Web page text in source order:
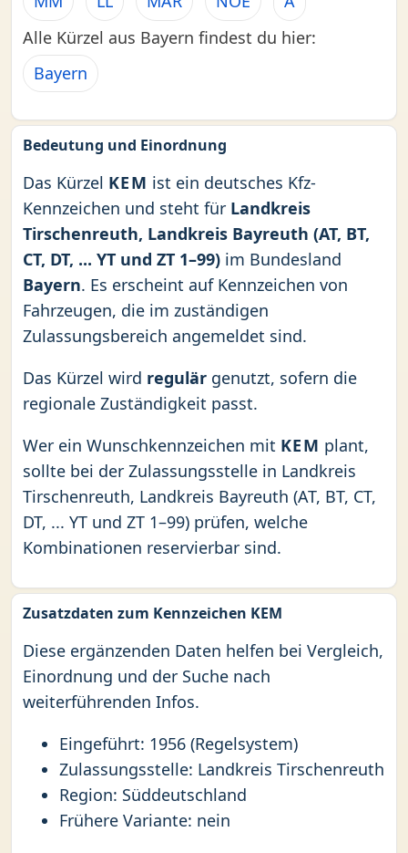
Alle Kürzel aus Bayern findest du hier:
Bayern
Bedeutung und Einordnung
Das Kürzel KEM ist ein deutsches Kfz-
Kennzeichen und steht für Landkreis
Tirschenreuth, Landkreis Bayreuth (AT, BT,
CT, DT, ... YT und ZT 1–99) im Bundesland
Bayern. Es erscheint auf Kennzeichen von
Fahrzeugen, die im zuständigen
Zulassungsbereich angemeldet sind.
Das Kürzel wird regulär genutzt, sofern die
regionale Zuständigkeit passt.
Wer ein Wunschkennzeichen mit KEM plant,
sollte bei der Zulassungsstelle in Landkreis
Tirschenreuth, Landkreis Bayreuth (AT, BT, CT,
DT, ... YT und ZT 1–99) prüfen, welche
Kombinationen reservierbar sind.
Zusatzdaten zum Kennzeichen KEM
Diese ergänzenden Daten helfen bei Vergleich,
Einordnung und der Suche nach
weiterführenden Infos.
Eingeführt: 1956 (Regelsystem)
Zulassungsstelle: Landkreis Tirschenreuth
Region: Süddeutschland
Frühere Variante: nein